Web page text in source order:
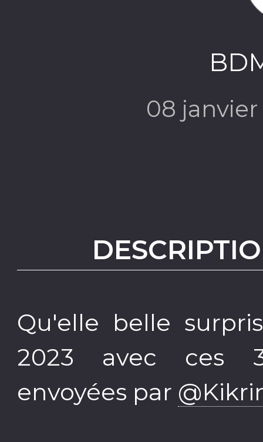
08
Qu'elle belle
2023 avec ces
envoyées par